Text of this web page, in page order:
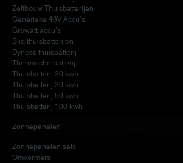
Zelfbouw Thuisbatterijen
Generieke 48V Accu’s
Growatt accu’s
Bliq thuisbatterijen
Dyness thuisbatterij
Thermische batterij
Thuisbatterij 20 kwh
Thuisbatterij 30 kwh
Thuisbatterij 50 kwh
Thuisbatterij 100 kwh
Zonnepanelen
Zonnepanelen sets
Omvormers